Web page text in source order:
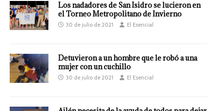
Los nadadores de San Isidro se lucieron en
el Torneo Metropolitano de Invierno
30 de julio de 2021 El Esencial
Detuvieron a un hombre que le robó a una
mujer con un cuchillo
30 de julio de 2021 El Esencial